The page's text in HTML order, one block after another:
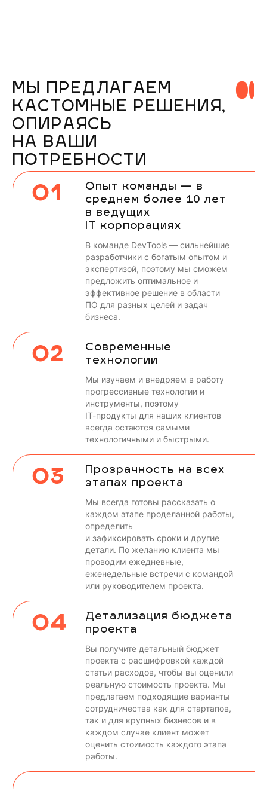
МЫ ПРЕДЛАГАЕМ
КАСТОМНЫЕ РЕШЕНИЯ,
ОПИРАЯСЬ
НА ВАШИ
ПОТРЕБНОСТИ
01
Опыт команды — в
среднем более 10 лет
в ведущих
IT корпорациях
В команде DevTools — сильнейшие
разработчики с богатым опытом и
экспертизой, поэтому мы сможем
предложить оптимальное и
эффективное решение в области
ПО для разных целей и задач
бизнеса.
02
Современные
технологии
Мы изучаем и внедряем в работу
прогрессивные технологии и
инструменты, поэтому
IT-продукты для наших клиентов
всегда остаются самыми
технологичными и быстрыми.
03
Прозрачность на всех
этапах проекта
Мы всегда готовы рассказать о
каждом этапе проделанной работы,
определить
и зафиксировать сроки и другие
детали. По желанию клиента мы
проводим ежедневные,
еженедельные встречи с командой
или руководителем проекта.
04
Детализация бюджета
проекта
Вы получите детальный бюджет
проекта с расшифровкой каждой
статьи расходов, чтобы вы оценили
реальную стоимость проекта. Мы
предлагаем подходящие варианты
сотрудничества как для стартапов,
так и для крупных бизнесов и в
каждом случае клиент может
оценить стоимость каждого этапа
работы.